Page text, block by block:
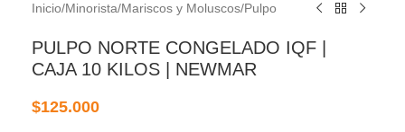
Inicio/Minorista/Mariscos y Moluscos/Pulpo
PULPO NORTE CONGELADO IQF |
CAJA 10 KILOS | NEWMAR
$125.000